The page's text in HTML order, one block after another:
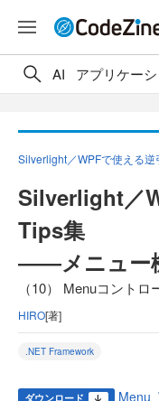
AI アプリケー
Silverlight／WPFで使える逆
Silverlight／
Tips集
――メニュー
（10） Menuコント
HIRO[著]
.NET Framework
ダウンロード